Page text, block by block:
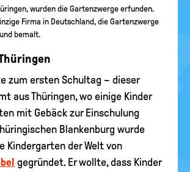
wurden die Gartenzwerge erfunden.
Firma in Deutschland, die Gartenzwerge
bemalt.
zum ersten Schultag – dieser
aus Thüringen, wo einige Kinder
mit Gebäck zur Einschulung
Blankenburg wurde
Kindergarten der Welt von
gegründet. Er wollte, dass Kinder